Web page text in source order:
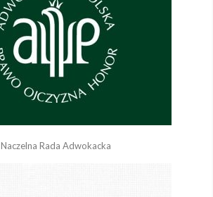
Naczelna Rada Adwokacka